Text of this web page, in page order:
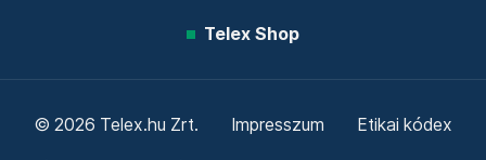
Telex Shop
© 2026 Telex.hu Zrt. Impresszum Etikai kódex